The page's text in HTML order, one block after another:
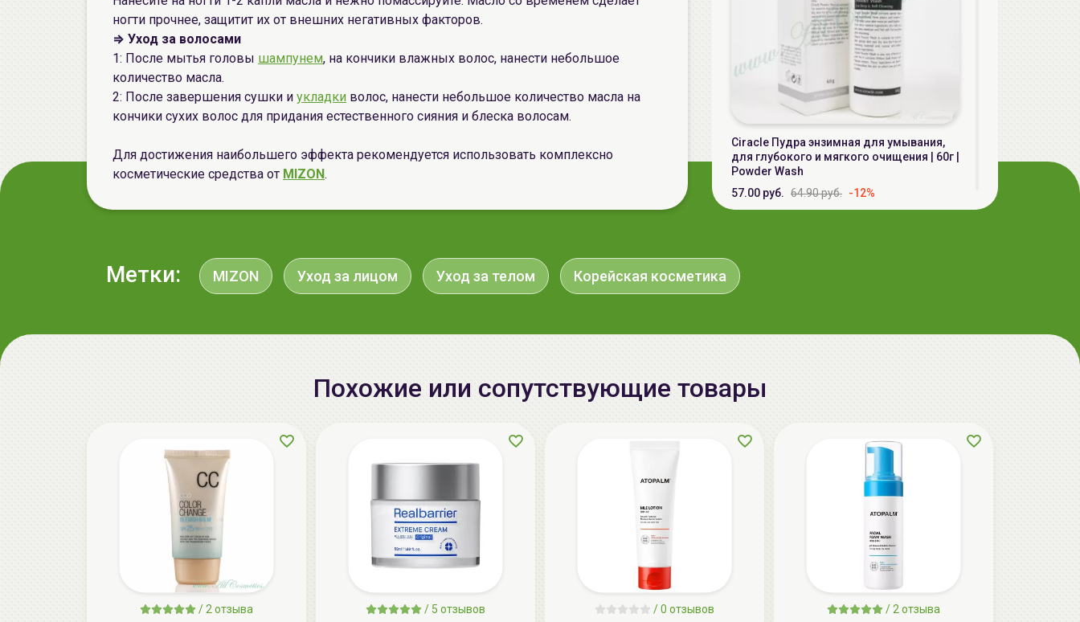
ногти прочнее, защитит их от внешних негативных факторов.
⇒ Уход за волосами
1: После мытья головы шампунем, на кончики влажных волос, нанести небольшое
количество масла.
2: После завершения сушки и укладки волос, нанести небольшое количество масла на
кончики сухих волос для придания естественного сияния и блеска волосам.
Для достижения наибольшего эффекта рекомендуется использовать комплексно
косметические средства от MIZON.
Ciracle Пудра энзимная для умывания,
для глубокого и мягкого очищения | 60г |
Powder Wash
57.00 руб. 64.90 руб. -12%
RUBELLI BEAUTY FACE Набор масок +
Метки: MIZON Уход за лицом Уход за телом Корейская косметика
Похожие или сопутствующие товары
/ 2 отзыва
/ 5 отзывов
/0 отзывов
/ 2 отзыва